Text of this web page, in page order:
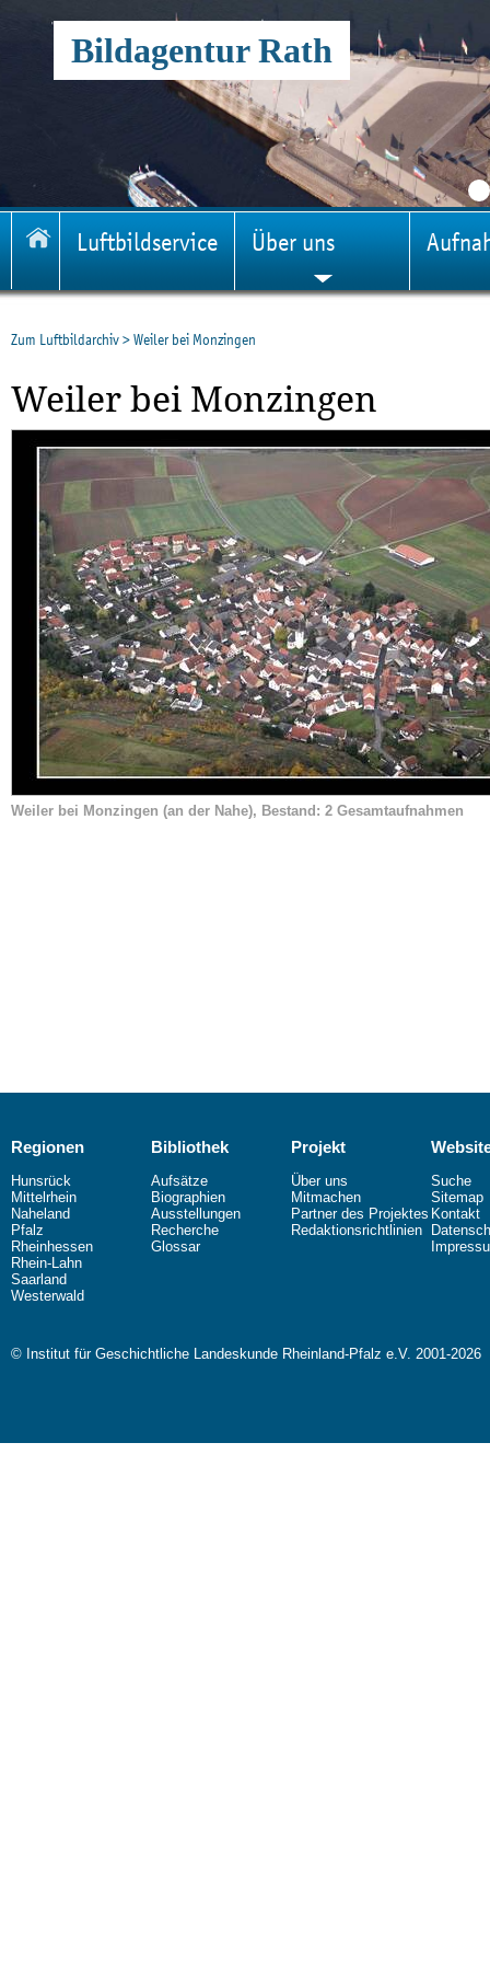
Bildagentur Rath
Luftbildservice Über uns
Zum Luftbildarchiv>Weiler bei Monzingen
Weiler bei Monzingen
Weiler bei Monzingen (an der Nahe), Bestand: 2 Gesamtaufnahmen
Regionen
Hunsrück
Mittelrhein
Naheland
Pfalz
Rheinhessen
Rhein-Lahn
Saarland
Westerwald
Bibliothek
Aufsätze
Biographien
Ausstellungen
Recherche
Glossar
Projekt
Über uns
Mitmachen
Partner des Projektes
Redaktionsrichtlinien
Suche
Sitemap
Kontakt
© Institut für Geschichtliche Landeskunde Rheinland-Pfalz e.V. 2001-2026